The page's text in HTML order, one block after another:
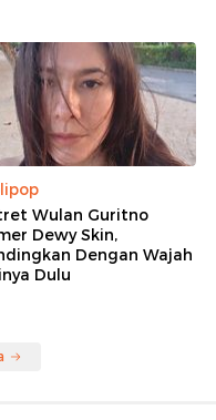
Wulan Guritno
Dewy Skin,
Dengan Wajah
Dulu